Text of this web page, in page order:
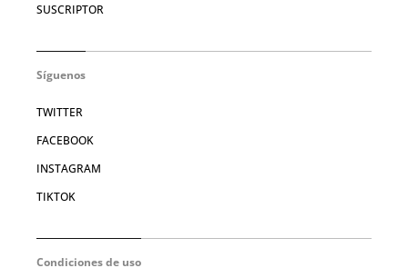
SUSCRIPTOR
Síguenos
TWITTER
FACEBOOK
INSTAGRAM
TIKTOK
Condiciones de uso